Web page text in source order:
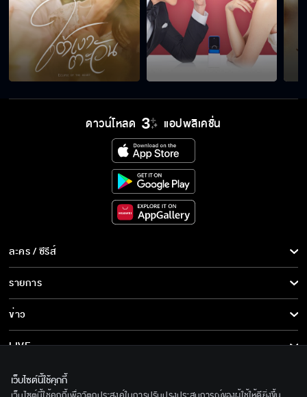
ดาวน์โหลด แอปพลิเคชั่น
ละคร / ซีรีส์
ละคร/ซีรีส์
ซีรีส์นานาชาติ
การ์ตูน & เกม
รายการ
รายการทั้งหมด
ข่าว
ข่าวทั้งหมด
ข่าวประชาสัมพันธ์
LIVE
เกี่ยวกับเรา
เว็บไซต์นี้ใช้คุกกี้